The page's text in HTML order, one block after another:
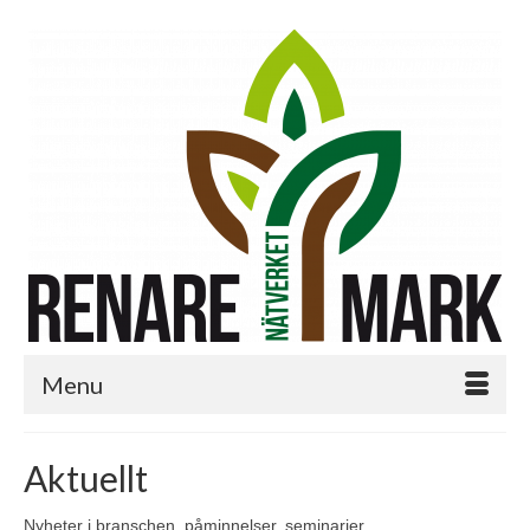
Menu
Aktuellt
Nyheter i branschen, påminnelser, seminarier